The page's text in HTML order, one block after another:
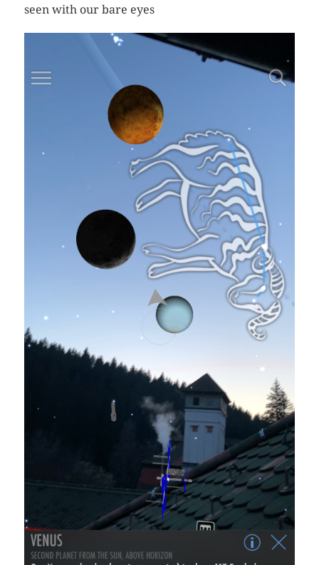
seen with our bare eyes